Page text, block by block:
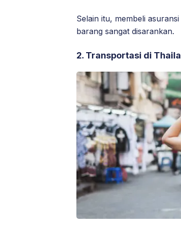
Selain itu, membeli
barang sangat disarankan.
2. Transportasi di